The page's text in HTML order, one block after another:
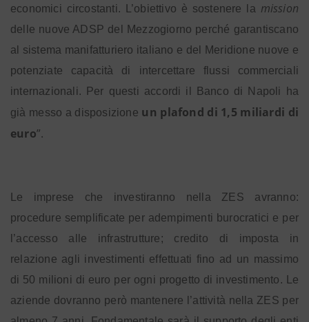
economici circostanti. L’obiettivo è sostenere la mission
delle nuove ADSP del Mezzogiorno perché garantiscano
al sistema manifatturiero italiano e del Meridione nuove e
potenziate capacità di intercettare flussi commerciali
internazionali. Per questi accordi il Banco di Napoli ha
già messo a disposizione un plafond di 1,5 miliardi di
euro”.
Le imprese che investiranno nella ZES avranno:
procedure semplificate per adempimenti burocratici e per
l’accesso alle infrastrutture; credito di imposta in
relazione agli investimenti effettuati fino ad un massimo
di 50 milioni di euro per ogni progetto di investimento. Le
aziende dovranno però mantenere l’attività nella ZES per